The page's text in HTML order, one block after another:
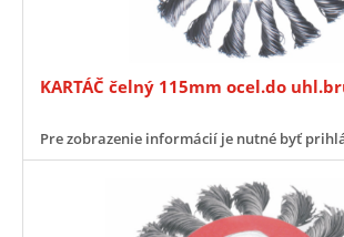
KARTÁČ čelný 115mm ocel.do
Pre zobrazenie informácií je nutné byť